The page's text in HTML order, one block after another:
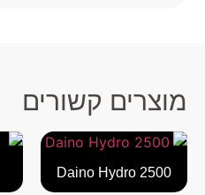
מוצרים קשורים
Daino Hydro 2500